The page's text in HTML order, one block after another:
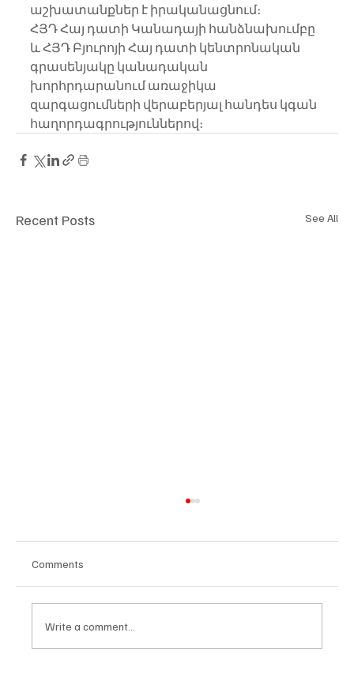
աշխատանքներ է իրականացնում։
ՀՅԴ Հայ դատի Կանադայի հանձնախումբը
և ՀՅԴ Բյուրոյի Հայ դատի կենտրոնական
գրասենյակը կանադական
խորհրդարանում առաջիկա
զարգացումների վերաբերյալ հանդես կգան
հաղորդագրություններով։
Recent Posts See All
Comments
Write a comment...